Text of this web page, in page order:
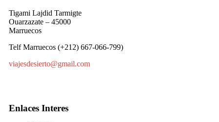
Tigami Lajdid Tarmigte
Ouarzazate – 45000
Marruecos
Telf Marruecos (+212) 667-066-799)
viajesdesierto@gmail.com
Enlaces Interes